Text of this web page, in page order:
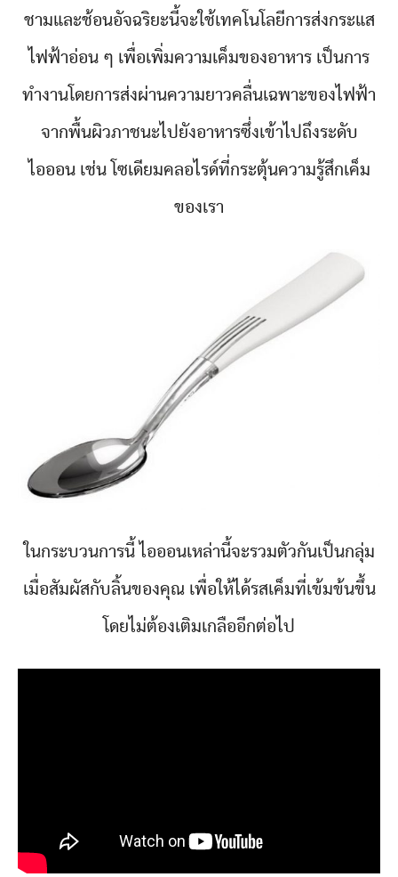
ชามและช้อนอัจฉริยะนี้จะใช้เทคโนโลยีการส่งกระแส
ไฟฟ้าอ่อน ๆ เพื่อเพิ่มความเค็มของอาหาร เป็นการ
ทำงานโดยการส่งผ่านความยาวคลื่นเฉพาะของไฟฟ้า
จากพื้นผิวภาชนะไปยังอาหารซึ่งเข้าไปถึงระดับ
ไอออน เช่น โซเดียมคลอไรด์ที่กระตุ้นความรู้สึกเค็ม
ของเรา
ในกระบวนการนี้ ไอออนเหล่านี้จะรวมตัวกันเป็นกลุ่ม
เมื่อสัมผัสกับลิ้นของคุณ เพื่อให้ได้รสเค็มที่เข้มข้นขึ้น
โดยไม่ต้องเติมเกลืออีกต่อไป